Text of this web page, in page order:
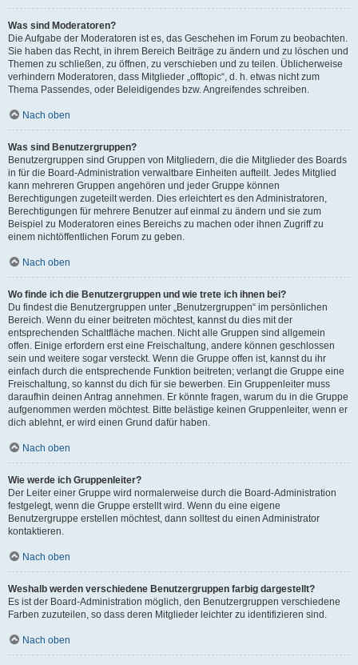
Was sind Moderatoren?
Die Aufgabe der Moderatoren ist es, das Geschehen im Forum zu beobachten.
Sie haben das Recht, in ihrem Bereich Beiträge zu ändern und zu löschen und
Themen zu schließen, zu öffnen, zu verschieben und zu teilen. Üblicherweise
verhindern Moderatoren, dass Mitglieder „offtopic“, d. h. etwas nicht zum
Thema Passendes, oder Beleidigendes bzw. Angreifendes schreiben.
Nach oben
Was sind Benutzergruppen?
Benutzergruppen sind Gruppen von Mitgliedern, die die Mitglieder des Boards
in für die Board-Administration verwaltbare Einheiten aufteilt. Jedes Mitglied
kann mehreren Gruppen angehören und jeder Gruppe können
Berechtigungen zugeteilt werden. Dies erleichtert es den Administratoren,
Berechtigungen für mehrere Benutzer auf einmal zu ändern und sie zum
Beispiel zu Moderatoren eines Bereichs zu machen oder ihnen Zugriff zu
einem nichtöffentlichen Forum zu geben.
Nach oben
Wo finde ich die Benutzergruppen und wie trete ich ihnen bei?
Du findest die Benutzergruppen unter „Benutzergruppen“ im persönlichen
Bereich. Wenn du einer beitreten möchtest, kannst du dies mit der
entsprechenden Schaltfläche machen. Nicht alle Gruppen sind allgemein
offen. Einige erfordern erst eine Freischaltung, andere können geschlossen
sein und weitere sogar versteckt. Wenn die Gruppe offen ist, kannst du ihr
einfach durch die entsprechende Funktion beitreten; verlangt die Gruppe eine
Freischaltung, so kannst du dich für sie bewerben. Ein Gruppenleiter muss
daraufhin deinen Antrag annehmen. Er könnte fragen, warum du in die Gruppe
aufgenommen werden möchtest. Bitte belästige keinen Gruppenleiter, wenn er
dich ablehnt, er wird einen Grund dafür haben.
Nach oben
Wie werde ich Gruppenleiter?
Der Leiter einer Gruppe wird normalerweise durch die Board-Administration
festgelegt, wenn die Gruppe erstellt wird. Wenn du eine eigene
Benutzergruppe erstellen möchtest, dann solltest du einen Administrator
kontaktieren.
Nach oben
Weshalb werden verschiedene Benutzergruppen farbig dargestellt?
Es ist der Board-Administration möglich, den Benutzergruppen verschiedene
Farben zuzuteilen, so dass deren Mitglieder leichter zu identifizieren sind.
Nach oben